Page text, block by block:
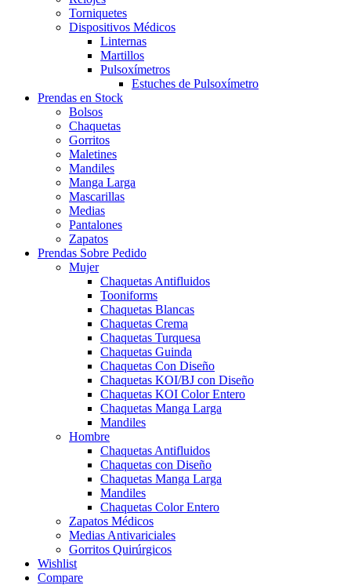
Torniquetes
Dispositivos Médicos
Linternas
Martillos
Pulsoxímetros
Estuches de Pulsoxímetro
Prendas en Stock
Bolsos
Chaquetas
Gorritos
Maletines
Mandiles
Manga Larga
Mascarillas
Medias
Pantalones
Zapatos
Prendas Sobre Pedido
Mujer
Chaquetas Antifluidos
Tooniforms
Chaquetas Blancas
Chaquetas Crema
Chaquetas Turquesa
Chaquetas Guinda
Chaquetas Con Diseño
Chaquetas KOI/BJ con Diseño
Chaquetas KOI Color Entero
Chaquetas Manga Larga
Mandiles
Hombre
Chaquetas Antifluidos
Chaquetas con Diseño
Chaquetas Manga Larga
Mandiles
Chaquetas Color Entero
Zapatos Médicos
Medias Antivariciales
Gorritos Quirúrgicos
Wishlist
Compare